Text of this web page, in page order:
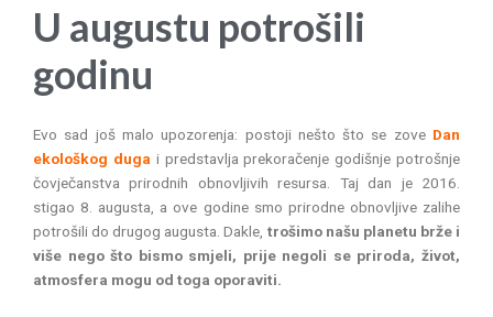
U augustu potrošili
godinu
Evo sad još malo upozorenja: postoji nešto što se zove Dan
ekološkog duga i predstavlja prekoračenje godišnje potrošnje
čovječanstva prirodnih obnovljivih resursa. Taj dan je 2016.
stigao 8. augusta, a ove godine smo prirodne obnovljive zalihe
potrošili do drugog augusta. Dakle, trošimo našu planetu brže i
više nego što bismo smjeli, prije negoli se priroda, život,
atmosfera mogu od toga oporaviti.